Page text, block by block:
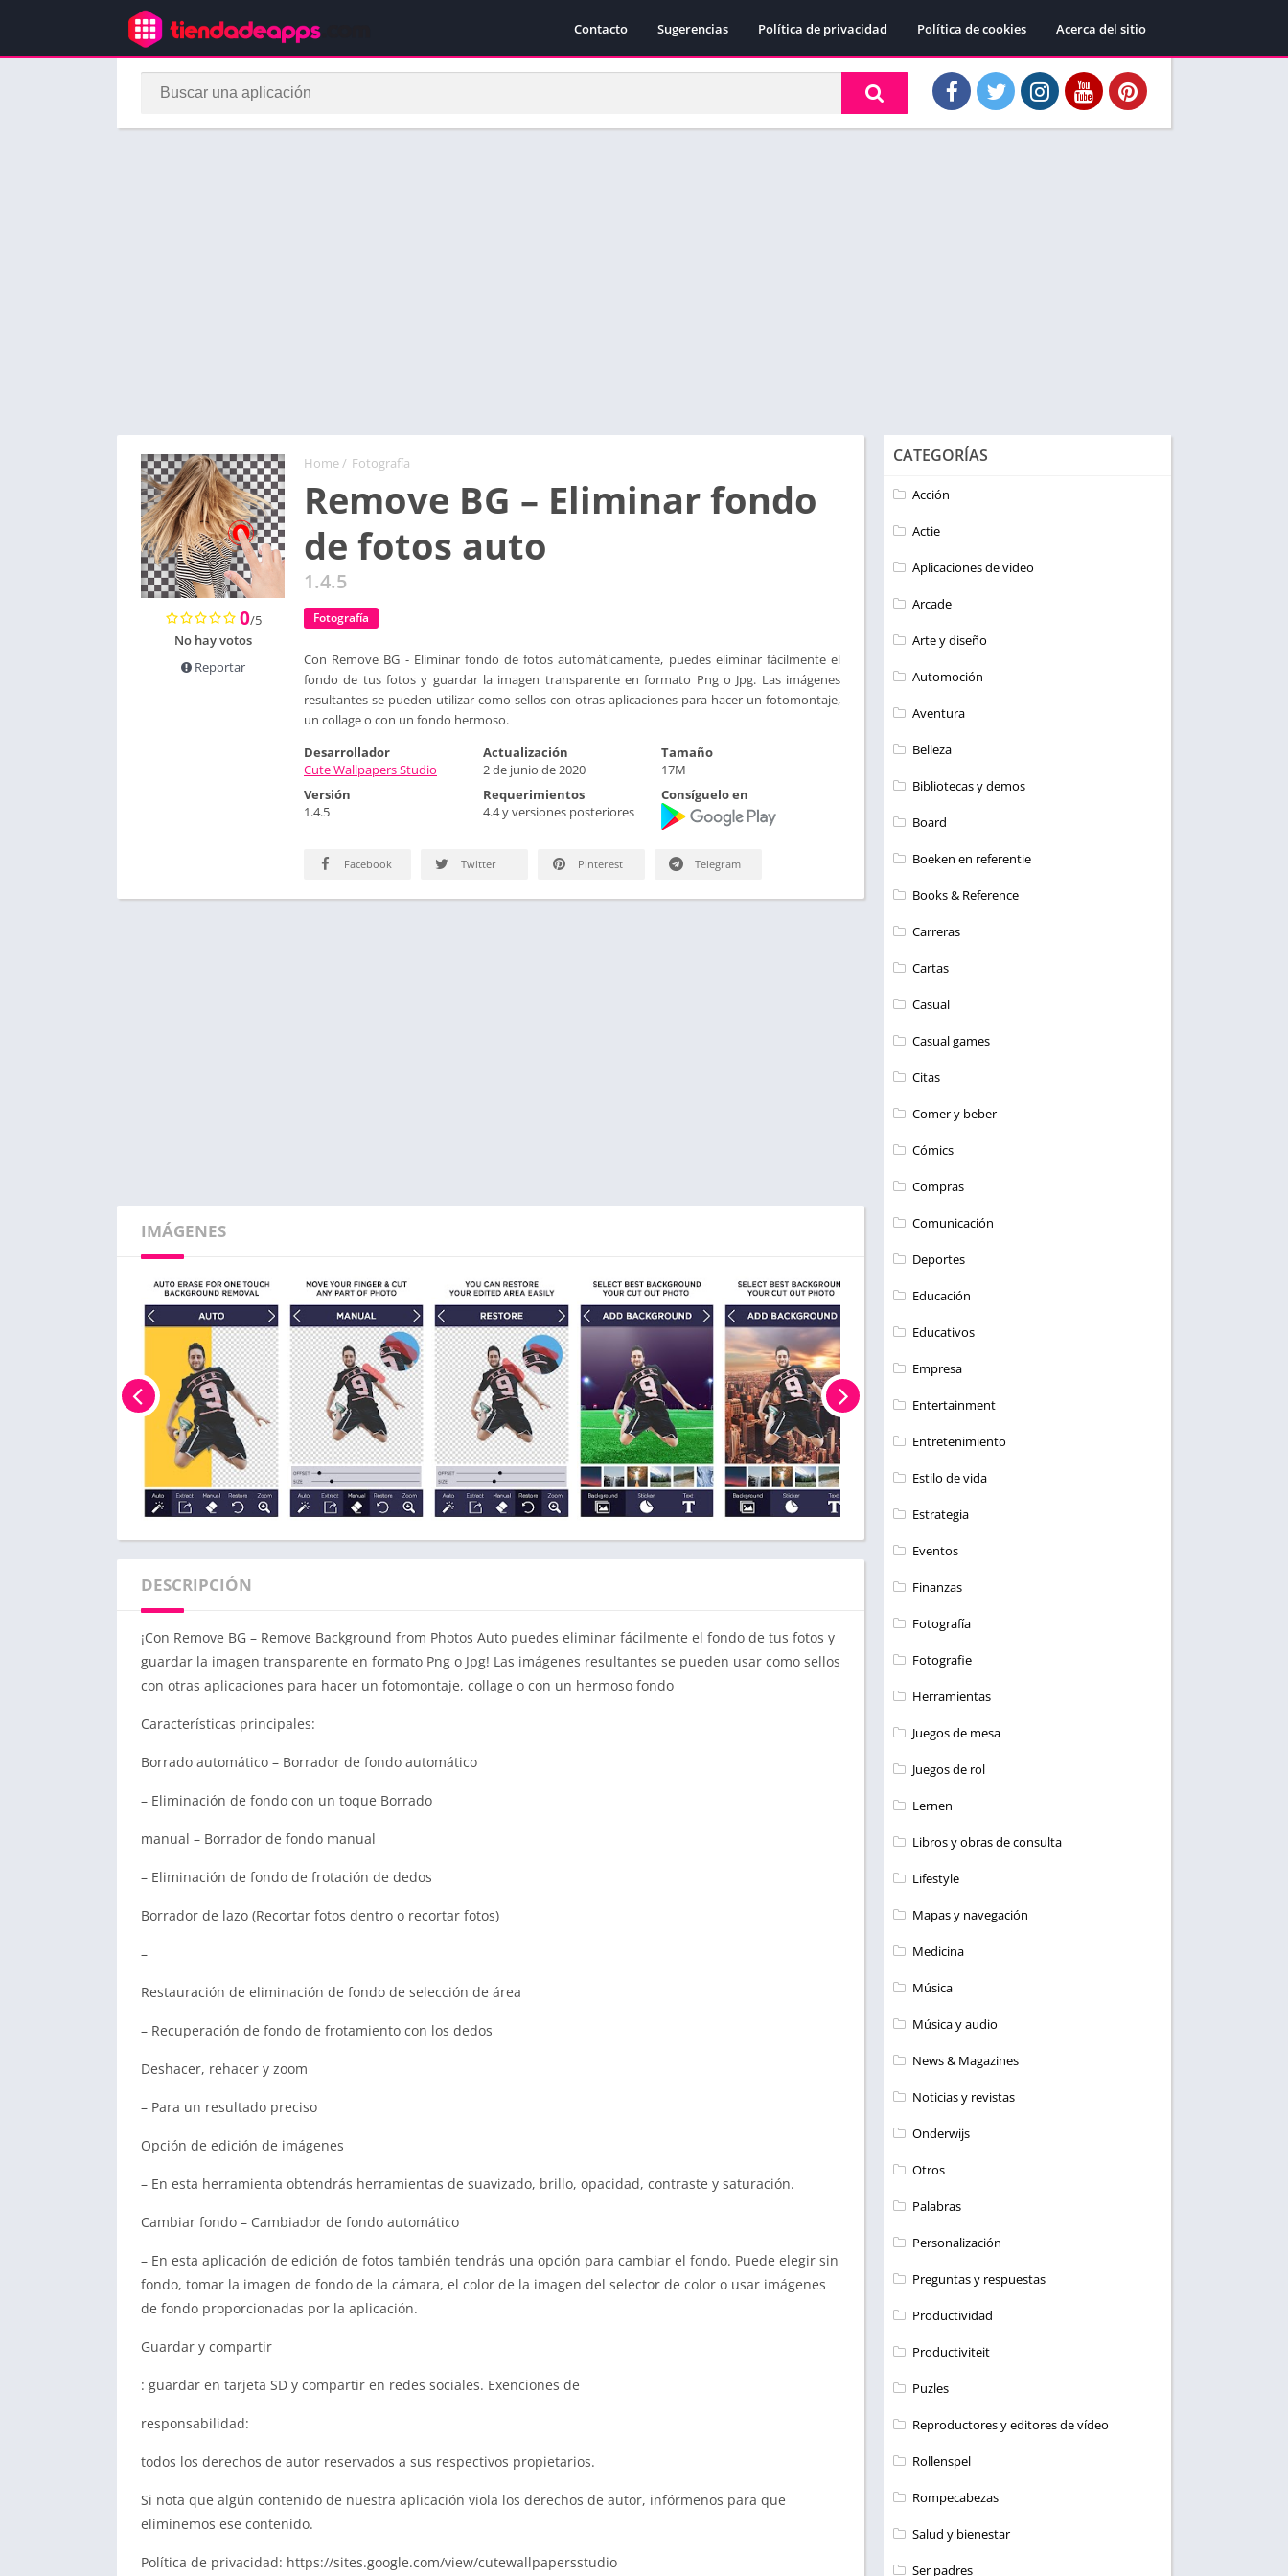
Contacto Sugerencias Política de privacidad Política de cookies Acerca del sitio
Home/ Fotografía
Remove BG – Eliminar fondo
de fotos auto
1.4.5
Fotografía
Con Remove BG - Eliminar fondo de fotos automáticamente, puedes eliminar fácilmente el
fondo de tus fotos y guardar la imagen transparente en formato Png o Jpg. Las imágenes
resultantes se pueden utilizar como sellos con otras aplicaciones para hacer un fotomontaje,
un collage o con un fondo hermoso.
0/5
No hay votos
Reportar
Desarrollador
Cute Wallpapers Studio
Actualización
2 de junio de 2020
Tamaño
17M
Versión
1.4.5
Requerimientos
4.4 y versiones posteriores
Consíguelo en
Facebook Twitter Pinterest Telegram
IMÁGENES
DESCRIPCIÓN
¡Con Remove BG – Remove Background from Photos Auto puedes eliminar fácilmente el fondo de tus fotos y
guardar la imagen transparente en formato Png o Jpg! Las imágenes resultantes se pueden usar como sellos
con otras aplicaciones para hacer un fotomontaje, collage o con un hermoso fondo
Características principales:
Borrado automático – Borrador de fondo automático
– Eliminación de fondo con un toque Borrado
manual – Borrador de fondo manual
– Eliminación de fondo de frotación de dedos
Borrador de lazo (Recortar fotos dentro o recortar fotos)
–
Restauración de eliminación de fondo de selección de área
– Recuperación de fondo de frotamiento con los dedos
Deshacer, rehacer y zoom
– Para un resultado preciso
Opción de edición de imágenes
– En esta herramienta obtendrás herramientas de suavizado, brillo, opacidad, contraste y saturación.
Cambiar fondo – Cambiador de fondo automático
– En esta aplicación de edición de fotos también tendrás una opción para cambiar el fondo. Puede elegir sin
fondo, tomar la imagen de fondo de la cámara, el color de la imagen del selector de color o usar imágenes
de fondo proporcionadas por la aplicación.
Guardar y compartir
: guardar en tarjeta SD y compartir en redes sociales. Exenciones de
responsabilidad:
todos los derechos de autor reservados a sus respectivos propietarios.
Si nota que algún contenido de nuestra aplicación viola los derechos de autor, infórmenos para que
eliminemos ese contenido.
Política de privacidad: https://sites.google.com/view/cutewallpapersstudio
CATEGORÍAS
Acción
Actie
Aplicaciones de vídeo
Arcade
Arte y diseño
Automoción
Aventura
Belleza
Bibliotecas y demos
Board
Boeken en referentie
Books & Reference
Carreras
Cartas
Casual
Casual games
Citas
Comer y beber
Cómics
Compras
Comunicación
Deportes
Educación
Educativos
Empresa
Entertainment
Entretenimiento
Estilo de vida
Estrategia
Eventos
Finanzas
Fotografía
Fotografie
Herramientas
Juegos de mesa
Juegos de rol
Lernen
Libros y obras de consulta
Lifestyle
Mapas y navegación
Medicina
Música
Música y audio
News & Magazines
Noticias y revistas
Onderwijs
Otros
Palabras
Personalización
Preguntas y respuestas
Productividad
Productiviteit
Puzles
Reproductores y editores de vídeo
Rollenspel
Rompecabezas
Salud y bienestar
Ser padres